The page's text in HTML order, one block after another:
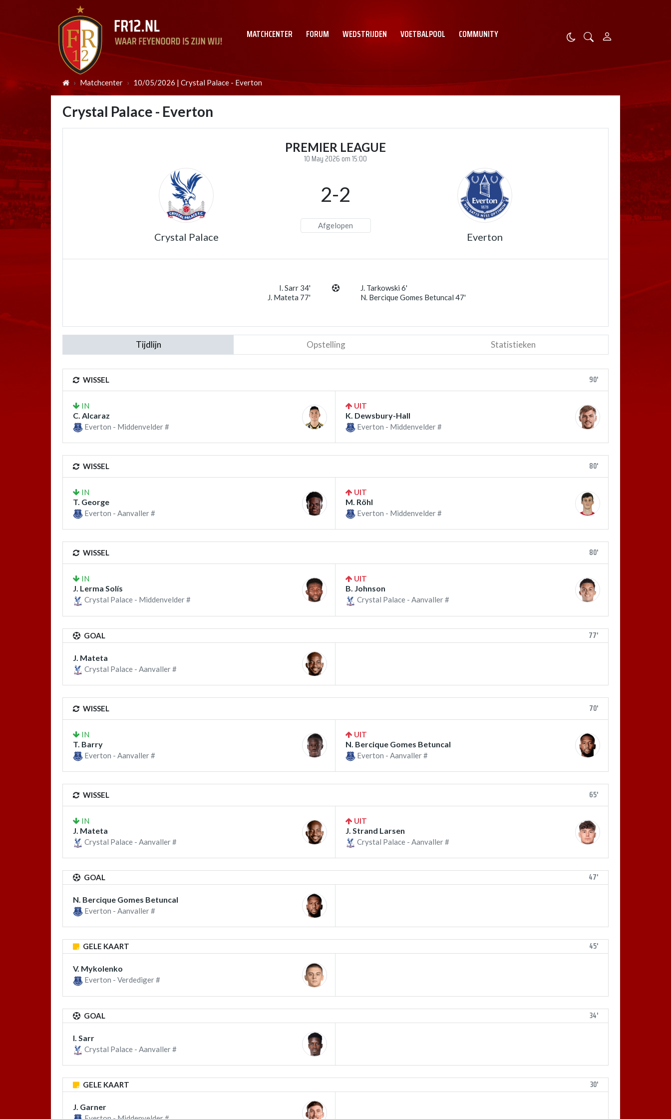
MATCHCENTER FORUM WEDSTRIJDEN VOETBALPOOL COMMUNITY
Matchcenter 10/05/2026 | Crystal Palace - Everton
Crystal Palace - Everton
PREMIER LEAGUE
10 May 2026 om 15:00
Crystal Palace
2-2
Afgelopen
Everton
I. Sarr 34'
J. Mateta 77'
J. Tarkowski 6'
N. Bercique Gomes Betuncal 47'
Tijdlijn Opstelling Statistieken
WISSEL 90'
IN
C. Alcaraz
Everton - Middenvelder #
UIT
K. Dewsbury-Hall
Everton - Middenvelder #
WISSEL 80'
IN
T. George
Everton - Aanvaller #
UIT
M. Röhl
Everton - Middenvelder #
WISSEL 80'
IN
J. Lerma Solís
Crystal Palace - Middenvelder #
UIT
B. Johnson
Crystal Palace - Aanvaller #
GOAL 77'
J. Mateta
Crystal Palace - Aanvaller #
WISSEL 70'
IN
T. Barry
Everton - Aanvaller #
UIT
N. Bercique Gomes Betuncal
Everton - Aanvaller #
WISSEL 65'
IN
J. Mateta
Crystal Palace - Aanvaller #
UIT
J. Strand Larsen
Crystal Palace - Aanvaller #
GOAL 47'
N. Bercique Gomes Betuncal
Everton - Aanvaller #
GELE KAART 45'
V. Mykolenko
Everton - Verdediger #
GOAL 34'
I. Sarr
Crystal Palace - Aanvaller #
GELE KAART 30'
J. Garner